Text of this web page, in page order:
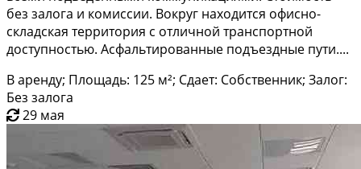
без залога и комиссии. Вокруг находится офисно-
складская территория с отличной транспортной
доступностью. Асфальтированные подъездные пути....
В аренду; Площадь: 125 м²; Сдает: Собственник; Залог:
Без залога
29 мая